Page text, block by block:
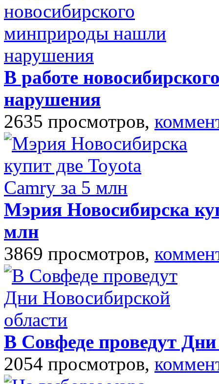
В работе
нарушения
2635 просмотров,
Мэрия Новосибирска
млн
3869 просмотров,
В Совфеде проведут
2054 просмотров,